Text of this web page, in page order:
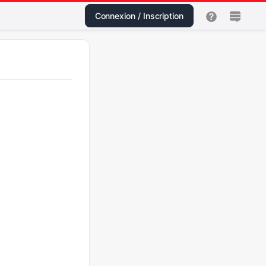
Connexion / Inscription